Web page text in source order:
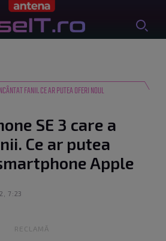
FANII. CE AR PUTEA OFERI NOUL
SE 3 care a
Ce ar putea
Apple
7:23
RECLAMĂ